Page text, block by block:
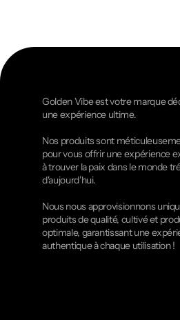
Golden Vibe est votre marque
une expérience ultime.
Nos produits sont
pour vous offrir une expérience
à trouver la paix dans le monde
d'aujourd'hui.
Nous nous approvisionnons
produits de qualité, cultivé et
optimale, garantissant une
authentique à chaque utilisation !